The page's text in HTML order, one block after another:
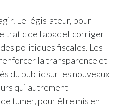
Turkey - PMPS
Turkey - PMTM
Türkiye
Ukraine
Le législateur, pour
trafic de tabac et corriger
politiques fiscales. Les
la transparence et
du public sur les nouveaux
qui autrement
fumer, pour être mis en